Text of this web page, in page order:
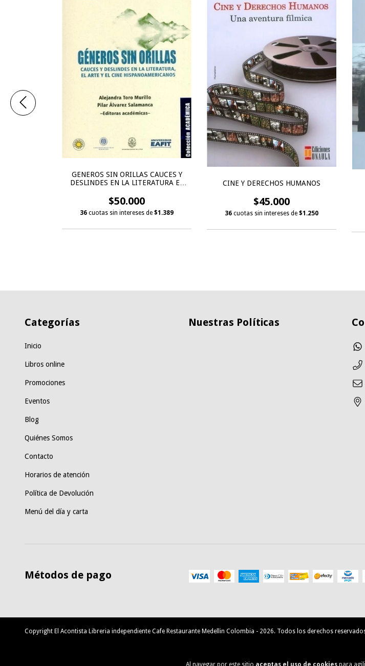
Al navegar por este sitio aceptas el uso de cookiespara
GENEROS SIN ORILLAS CAUCES Y
DESLINDES EN LA LITERATURA EL
HISPANOAMERICANOS
$50.000
36 cuotas sin intereses de $1.389
CINE Y DERECHOS HUMANOS
$45.000
36 cuotas sin intereses de $1.250
Categorías
Inicio
Libros online
Promociones
Eventos
Blog
Quiénes Somos
Contacto
Horarios de atención
Política de Devolución
Menú del día y carta
Nuestras Políticas
Métodos de pago
Copyright El Acontista Libreria independiente Cafe Restaurante Medellin Colombia - 2026. Todos los derechos